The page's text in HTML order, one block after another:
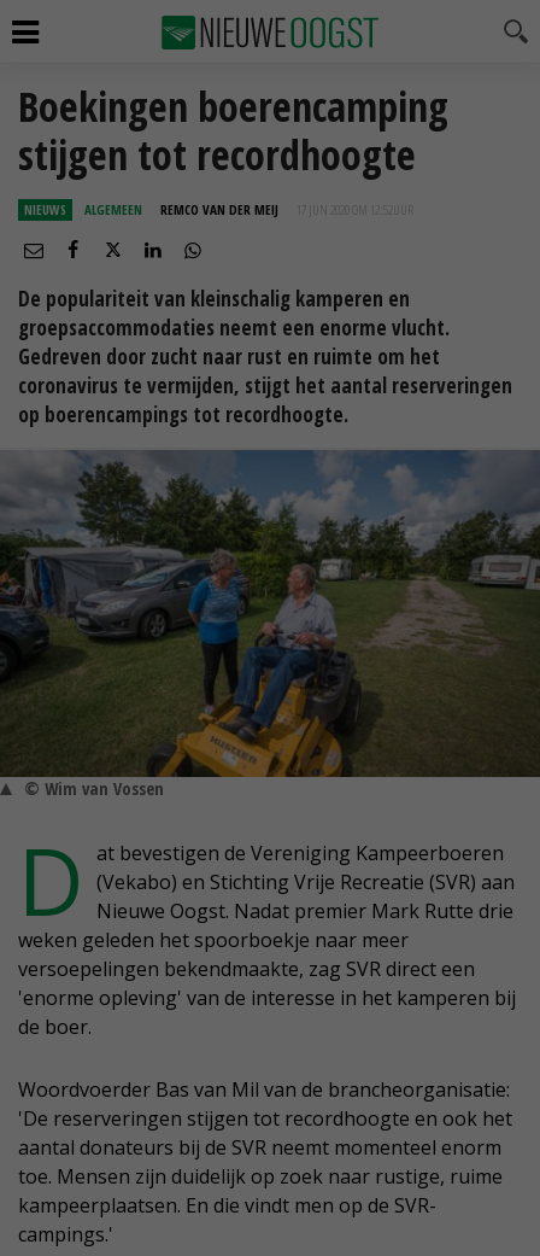
Boekingen boerencamping
stijgen tot recordhoogte
NIEUWS ALGEMEEN REMCO VAN DER MEIJ 17 JUN 2020 OM 12:52
De populariteit van kleinschalig kamperen en
groepsaccommodaties neemt een enorme vlucht.
Gedreven door zucht naar rust en ruimte om het
coronavirus te vermijden, stijgt het aantal reserveringen
op boerencampings tot recordhoogte.
© Wim van Vossen
D
at bevestigen de Vereniging Kampeerboeren
(Vekabo) en Stichting Vrije Recreatie (SVR) aan
Nieuwe Oogst. Nadat premier Mark Rutte drie
weken geleden het spoorboekje naar meer
versoepelingen bekendmaakte, zag SVR direct een
'enorme opleving' van de interesse in het kamperen bij
de boer.
Woordvoerder Bas van Mil van de brancheorganisatie:
'De reserveringen stijgen tot recordhoogte en ook het
aantal donateurs bij de SVR neemt momenteel enorm
toe. Mensen zijn duidelijk op zoek naar rustige, ruime
kampeerplaatsen. En die vindt men op de SVR-
campings.'